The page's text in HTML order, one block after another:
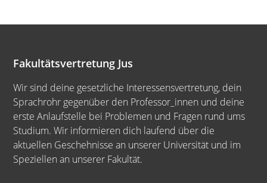
Fakultätsvertretung Jus
Wir sind deine gesetzliche Interessensvertretung, dein
Sprachrohr gegenüber den Professor_innen und deine
erste Anlaufstelle bei Problemen und Fragen rund ums
Studium. Wir informieren dich laufend über die
aktuellen Geschehnisse an unserer Universität und im
Speziellen an unserer Fakultät.